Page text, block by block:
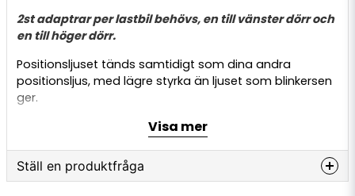
2st adaptrar per lastbil behövs, en till vänster dörr och
en till höger dörr.
Positionsljuset tänds samtidigt som dina andra
positionsljus, med lägre styrka än ljuset som blinkersen
ger.
och blinkar som vanligt. Adaptern monteras mellan
originalkontakt och blinkers.
Enkabel på 5meter ifrån adaptern kopplas sedan till
något positionsljus på lastbilen.
Visa mer
Ställ en produktfråga